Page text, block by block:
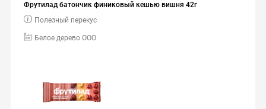
Фрутилад батончик финиковый кешью вишня 42г
Белое дерево ООО
Полезный перекус